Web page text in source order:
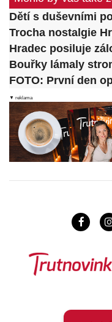
Dětí s duševními
Trocha nostalgie
Hradec posiluje
Bouřky lámaly
FOTO: První den
▼ reklama